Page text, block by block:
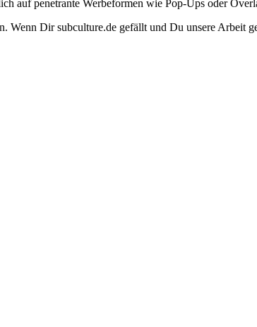
auf penetrante Werbeformen wie Pop-Ups oder
Dir subculture.de gefällt und Du unsere Arbeit